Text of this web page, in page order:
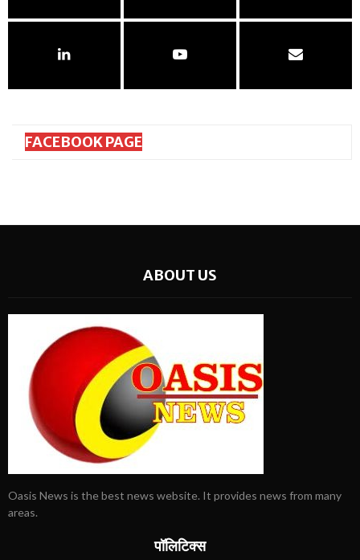
FACEBOOK PAGE
ABOUT US
Oasis News is the best news website. It provides news from many
areas.
पॉलिटिक्स